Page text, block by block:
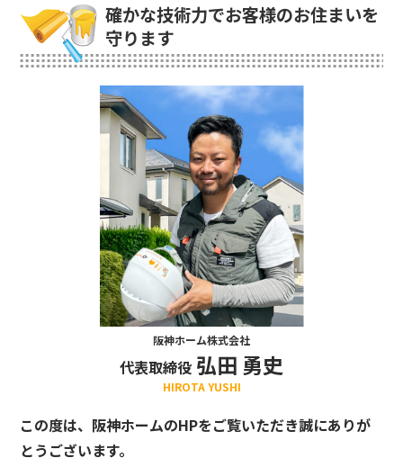
確かな技術力でお客様のお住まいを
守ります
阪神ホーム株式会社
代表取締役 弘田 勇史
HIROTA YUSHI
この度は、阪神ホームのHPをご覧いただき誠にありが
とうございます。